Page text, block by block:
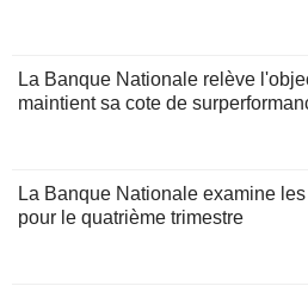
La Banque Nationale relève
maintient sa cote de
La Banque Nationale examine
pour le quatrième trimestre